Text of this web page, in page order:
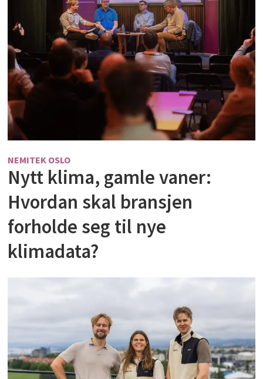
NEMITEK OSLO
Nytt klima, gamle vaner:
Hvordan skal bransjen
forholde seg til nye
klimadata?